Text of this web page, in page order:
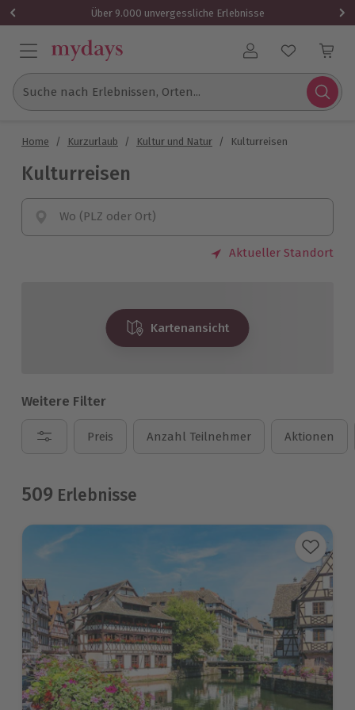
Über 9.000 unvergessliche Erlebnisse
Benutzerkonto
Suche nach Erlebnissen, Orten...
Home / Kurzurlaub / Kultur und Natur / Kulturreisen
Kulturreisen
Wo (PLZ oder Ort)
Aktueller Standort
Kartenansicht
Weitere Filter
Preis Anzahl Teilnehmer Aktionen
509 Erlebnisse